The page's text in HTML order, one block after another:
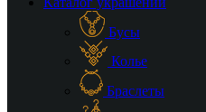
Бусы
Колье
Браслеты